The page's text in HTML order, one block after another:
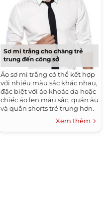
Sơ mi trắng cho chàng trẻ
trung đến công sở
Áo sơ mi trắng có thể kết hợp
với nhiều màu sắc khác nhau,
đặc biệt với áo khoác da hoặc
chiếc áo len màu sắc, quần âu
và quần shorts trẻ trung hơn.
Ở mọi thời điểm, chiếc áo có
thể giúp cánh mày râu tạo
nhiều phong cách khác nhau,
Xem thêm